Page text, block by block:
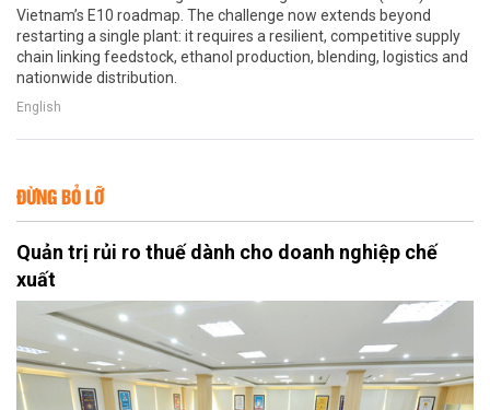
Vietnam’s E10 roadmap. The challenge now extends beyond
restarting a single plant: it requires a resilient, competitive supply
chain linking feedstock, ethanol production, blending, logistics and
nationwide distribution.
English
ĐỪNG BỎ LỠ
Quản trị rủi ro thuế dành cho doanh nghiệp chế
xuất